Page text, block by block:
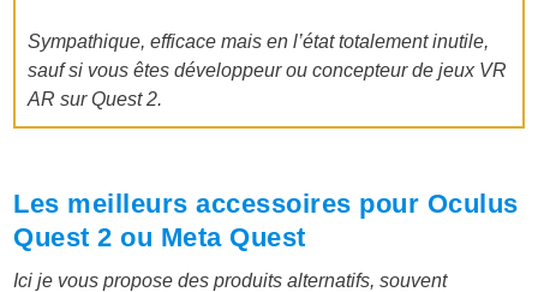
Sympathique, efficace mais en l’état totalement inutile,
sauf si vous êtes développeur ou concepteur de jeux VR
AR sur Quest 2.
Les meilleurs accessoires pour Oculus
Quest 2 ou Meta Quest
Ici je vous propose des produits alternatifs, souvent